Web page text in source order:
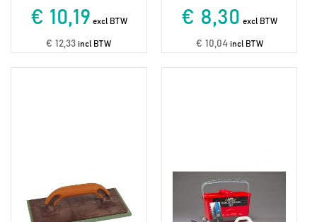
€ 10,19 excl BTW
€ 12,33 incl BTW
€ 8,30 excl BTW
€ 10,04incl BTW